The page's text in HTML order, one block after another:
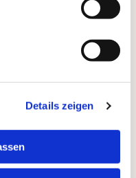
Details zeigen
auch